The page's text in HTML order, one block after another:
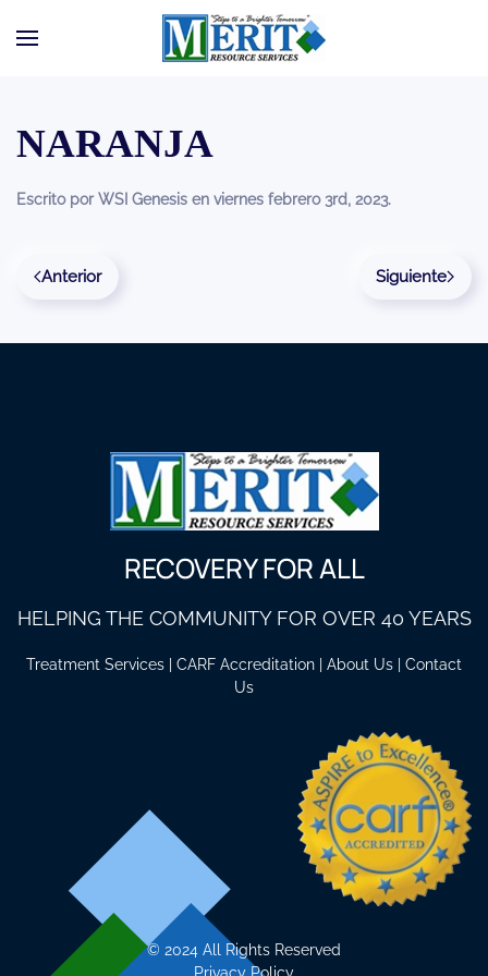
Ir al contenido principal
NARANJA
Escrito porWSI Genesis en viernes febrero 3rd, 2023.
Anterior Siguiente
RECOVERY FOR ALL
HELPING THE COMMUNITY FOR OVER 40 YEARS
Treatment Services CARF Accreditation About Us
Contact
Us
© 2024 All Rights Reserved